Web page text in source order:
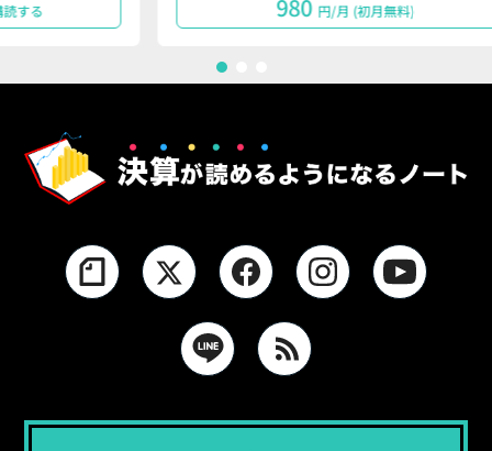
円/月 (初月無料)